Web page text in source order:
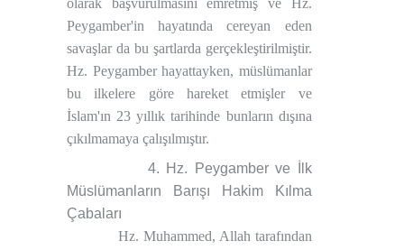
olarak başvurulmasını emretmiş ve Hz.
Peygamber'in hayatında cereyan eden
savaşlar da bu şartlarda gerçekleştirilmiştir.
Hz. Peygamber hayattayken, müslümanlar
bu ilkelere göre hareket etmişler ve
İslam'ın 23 yıllık tarihinde bunların dışına
çıkılmamaya çalışılmıştır.
4. Hz. Peygamber ve İlk
Müslümanların Barışı Hakim Kılma
Çabaları
Hz. Muhammed, Allah tarafından